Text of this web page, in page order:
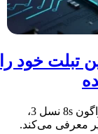
خود را
بلک شارک نخستین تبلت خود را با اسنپدراگون 8s نسل 3،